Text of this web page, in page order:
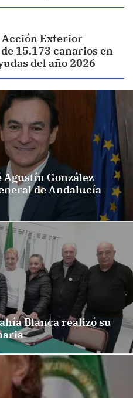
Acción Exterior
15.173 canarios en
del año 2026
Agustín González
de Andalucía
Blanca realizó su